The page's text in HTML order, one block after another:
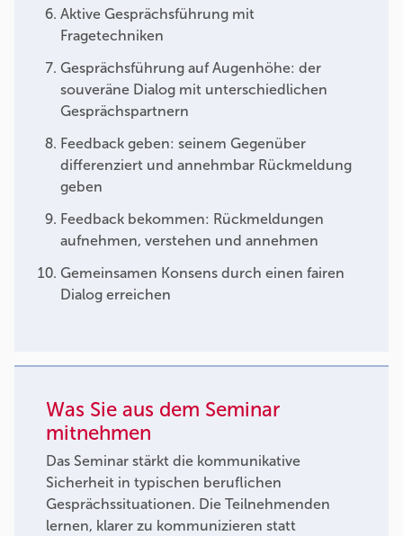
Aktive Gesprächsführung mit
Fragetechniken
Gesprächsführung auf Augenhöhe: der
souveräne Dialog mit unterschiedlichen
Gesprächspartnern
Feedback geben: seinem Gegenüber
differenziert und annehmbar Rückmeldung
geben
Feedback bekommen: Rückmeldungen
aufnehmen, verstehen und annehmen
Gemeinsamen Konsens durch einen fairen
Dialog erreichen
Was Sie aus dem Seminar
mitnehmen
Das Seminar stärkt die kommunikative
Sicherheit in typischen beruflichen
Gesprächssituationen. Die Teilnehmenden
lernen, klarer zu kommunizieren statt